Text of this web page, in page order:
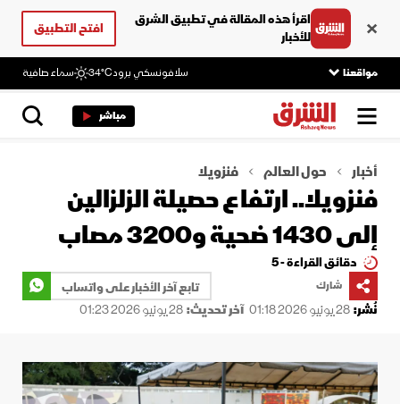
اقرأ هذه المقالة في تطبيق الشرق
للأخبار
افتح التطبيق
مواقعنا سلافونسكي برود34°C سماء صافية
مباشر
أخبار حول العالم فنزويلا
فنزويلا.. ارتفاع حصيلة الزلزالين
إلى 1430 ضحية و3200 مصاب
دقائق القراءة - 5
شارك
تابع آخر الأخبار على واتساب
نُشر:28 يونيو 2026 01:18 آخر تحديث:28 يونيو 2026 01:23